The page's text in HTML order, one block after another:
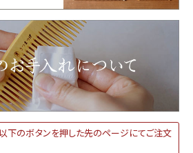
下のボタンを押した先のページにてご注文